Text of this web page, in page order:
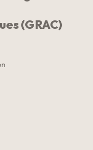
(GRAC)